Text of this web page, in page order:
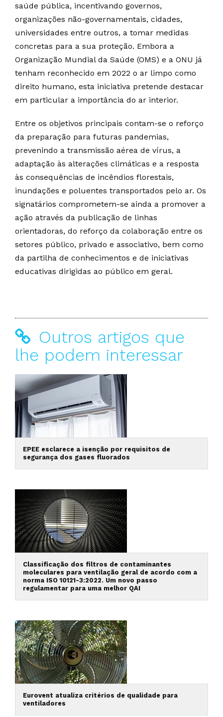
saúde pública, incentivando governos,
organizações não-governamentais, cidades,
universidades entre outros, a tomar medidas
concretas para a sua proteção. Embora a
Organização Mundial da Saúde (OMS) e a ONU já
tenham reconhecido em 2022 o ar limpo como
direito humano, esta iniciativa pretende destacar
em particular a importância do ar interior.
Entre os objetivos principais contam-se o reforço
da preparação para futuras pandemias,
prevenindo a transmissão aérea de vírus, a
adaptação às alterações climáticas e a resposta
às consequências de incêndios florestais,
inundações e poluentes transportados pelo ar. Os
signatários comprometem-se ainda a promover a
ação através da publicação de linhas
orientadoras, do reforço da colaboração entre os
setores público, privado e associativo, bem como
da partilha de conhecimentos e de iniciativas
educativas dirigidas ao público em geral.
Outros artigos que
lhe podem interessar
EPEE esclarece a isenção por requisitos de
segurança dos gases fluorados
Classificação dos filtros de contaminantes
moleculares para ventilação geral de acordo com a
norma ISO 10121-3:2022. Um novo passo
regulamentar para uma melhor QAI
Eurovent atualiza critérios de qualidade para
ventiladores